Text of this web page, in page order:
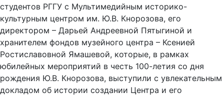
студентов РГГУ с Мультимедийным историко-
культурным центром им. Ю.В. Кнорозова, его
директором – Дарьей Андреевной Пятыгиной и
хранителем фондов музейного центра – Ксенией
Ростиславовной Ямашевой, которые, в рамках
юбилейных мероприятий в честь 100-летия со дня
рождения Ю.В. Кнорозова, выступили с увлекательным
докладом об истории создании Центра и его